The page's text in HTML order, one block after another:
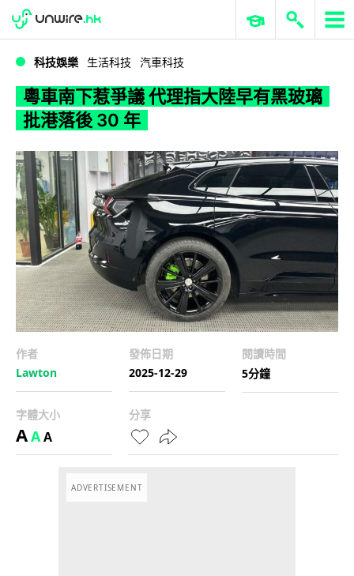
WWDC 2026 ERP 與商業 AI
科技娛樂 生活科技 汽車科技
粵車南下惹爭議 代理指大陸早有黑玻璃
批港落後 30 年
作者
Lawton
發佈日期
2025-12-29
閱讀時間
5分鐘
字體大小
AAA
分享
ADVERTISEMENT